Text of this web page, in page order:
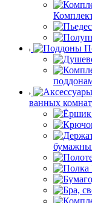
ванных комнат